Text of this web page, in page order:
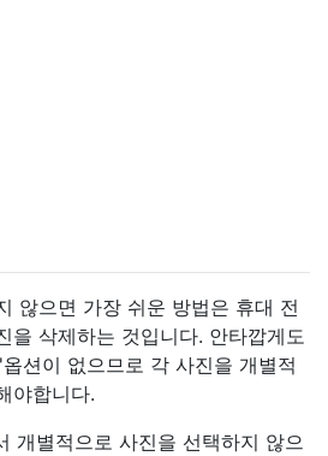
않으면 가장 쉬운 방법은 휴대 전
을 삭제하는 것입니다. 안타깝게도
션이 없으므로 각 사진을 개별적
야합니다.
개별적으로 사진을 선택하지 않으